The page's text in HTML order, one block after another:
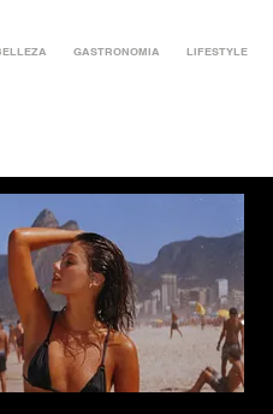
GASTRONOMIA LIFESTYLE